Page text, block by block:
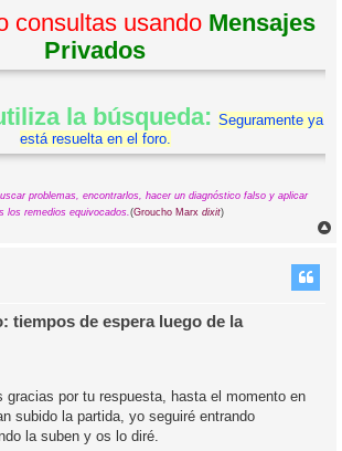
consultas usando Mensajes
Privados
la búsqueda: Seguramente ya
está resuelta en el foro.
problemas, encontrarlos, hacer un diagnóstico falso y aplicar
los remedios equivocados.(Groucho Marx dixit)
tiempos de espera luego de la
gracias por tu respuesta, hasta el momento en
subido la partida, yo seguiré entrando
la suben y os lo diré.